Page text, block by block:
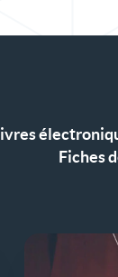
Fiches